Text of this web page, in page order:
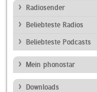
Radiosender
Beliebteste Radios
Beliebteste Podcasts
Mein phonostar
Downloads